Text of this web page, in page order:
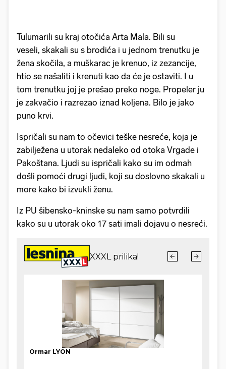
Tulumarili su kraj otočića Arta Mala. Bili su
veseli, skakali su s brodića i u jednom trenutku je
žena skočila, a muškarac je krenuo, iz zezancije,
htio se našaliti i krenuti kao da će je ostaviti. I u
tom trenutku joj je prešao preko noge. Propeler ju
je zakvačio i razrezao iznad koljena. Bilo je jako
puno krvi.
Ispričali su nam to očevici teške nesreće, koja je
zabilježena u utorak nedaleko od otoka Vrgade i
Pakoštana. Ljudi su ispričali kako su im odmah
došli pomoći drugi ljudi, koji su doslovno skakali u
more kako bi izvukli ženu.
Iz PU šibensko-kninske su nam samo potvrdili
kako su u utorak oko 17 sati imali dojavu o nesreći.